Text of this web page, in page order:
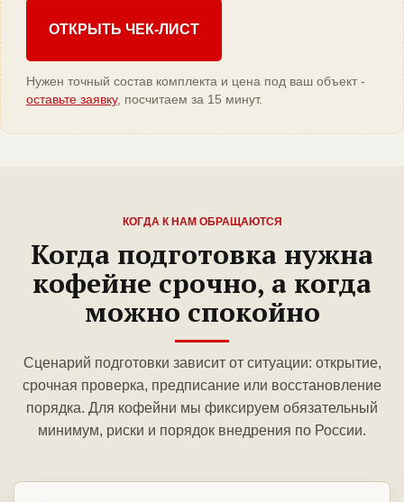
ОТКРЫТЬ ЧЕК-ЛИСТ
Нужен точный состав комплекта и цена под ваш объект -
оставьте заявку, посчитаем за 15 минут.
КОГДА К НАМ ОБРАЩАЮТСЯ
Когда подготовка нужна
кофейне срочно, а когда
можно спокойно
Сценарий подготовки зависит от ситуации: открытие,
срочная проверка, предписание или восстановление
порядка. Для кофейни мы фиксируем обязательный
минимум, риски и порядок внедрения по России.